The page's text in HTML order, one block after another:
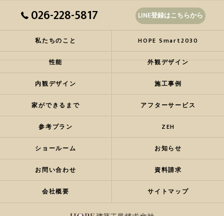
026-228-5817 LINE登録はこちらから
私たちのこと HOPE Smart2030
性能 外観デザイン
内観デザイン 施工事例
家ができるまで アフターサービス
参考プラン ZEH
ショールーム お知らせ
お問い合わせ 資料請求
会社概要 サイトマップ